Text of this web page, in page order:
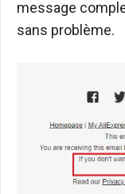
message
sans problème.